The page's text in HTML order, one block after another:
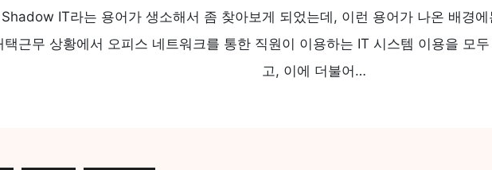
IT라는 용어가 생소해서 좀 찾아보게 되었는데, 이런 용어가 나온 배경
택근무 상황에서 오피스 네트워크를 통한 직원이 이용하는 IT 시스템 이용을 모
고, 이에 더불어…